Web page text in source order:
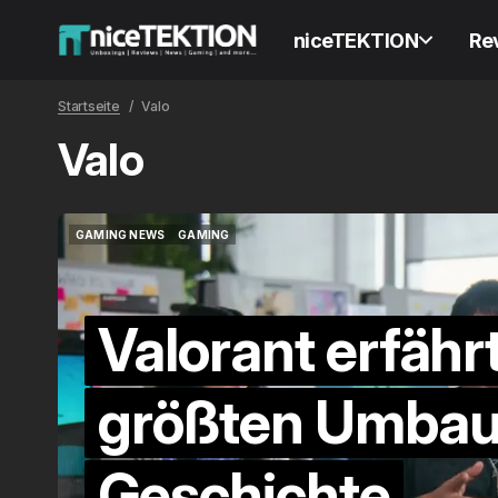
niceTEKTION
Startseite Valo
Valo
GAMING NEWS
GAMING
GAMING
Valorant
größten